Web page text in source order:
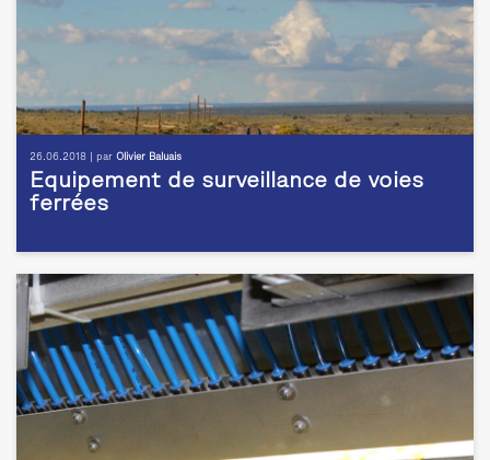
26.06.2018 | par Olivier Baluais
Equipement de surveillance de voies
ferrées